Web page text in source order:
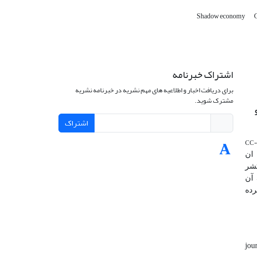
Shadow economy
CC-
ان
آن‌
اشتراک خبرنامه
برای دریافت اخبار و اطلاعیه های مهم نشریه در خبرنامه نشریه
مشترک شوید.
اشتراک